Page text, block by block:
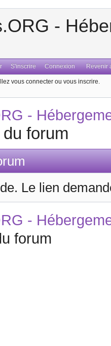
-
S'inscrire Connexion Revenir
vous connecter ou vous inscrire.
-
forum
Le lien
-
forum